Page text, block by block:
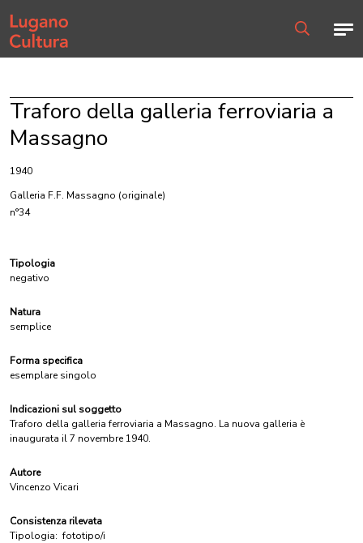
Home page
Traforo della galleria ferroviaria a
Massagno
1940
Galleria F.F. Massagno (originale)
n°34
Tipologia
negativo
Natura
semplice
Forma specifica
esemplare singolo
Indicazioni sul soggetto
Traforo della galleria ferroviaria a Massagno. La nuova galleria è
inaugurata il 7 novembre 1940.
Autore
Vincenzo Vicari
Consistenza rilevata
Tipologia: fototipo/i